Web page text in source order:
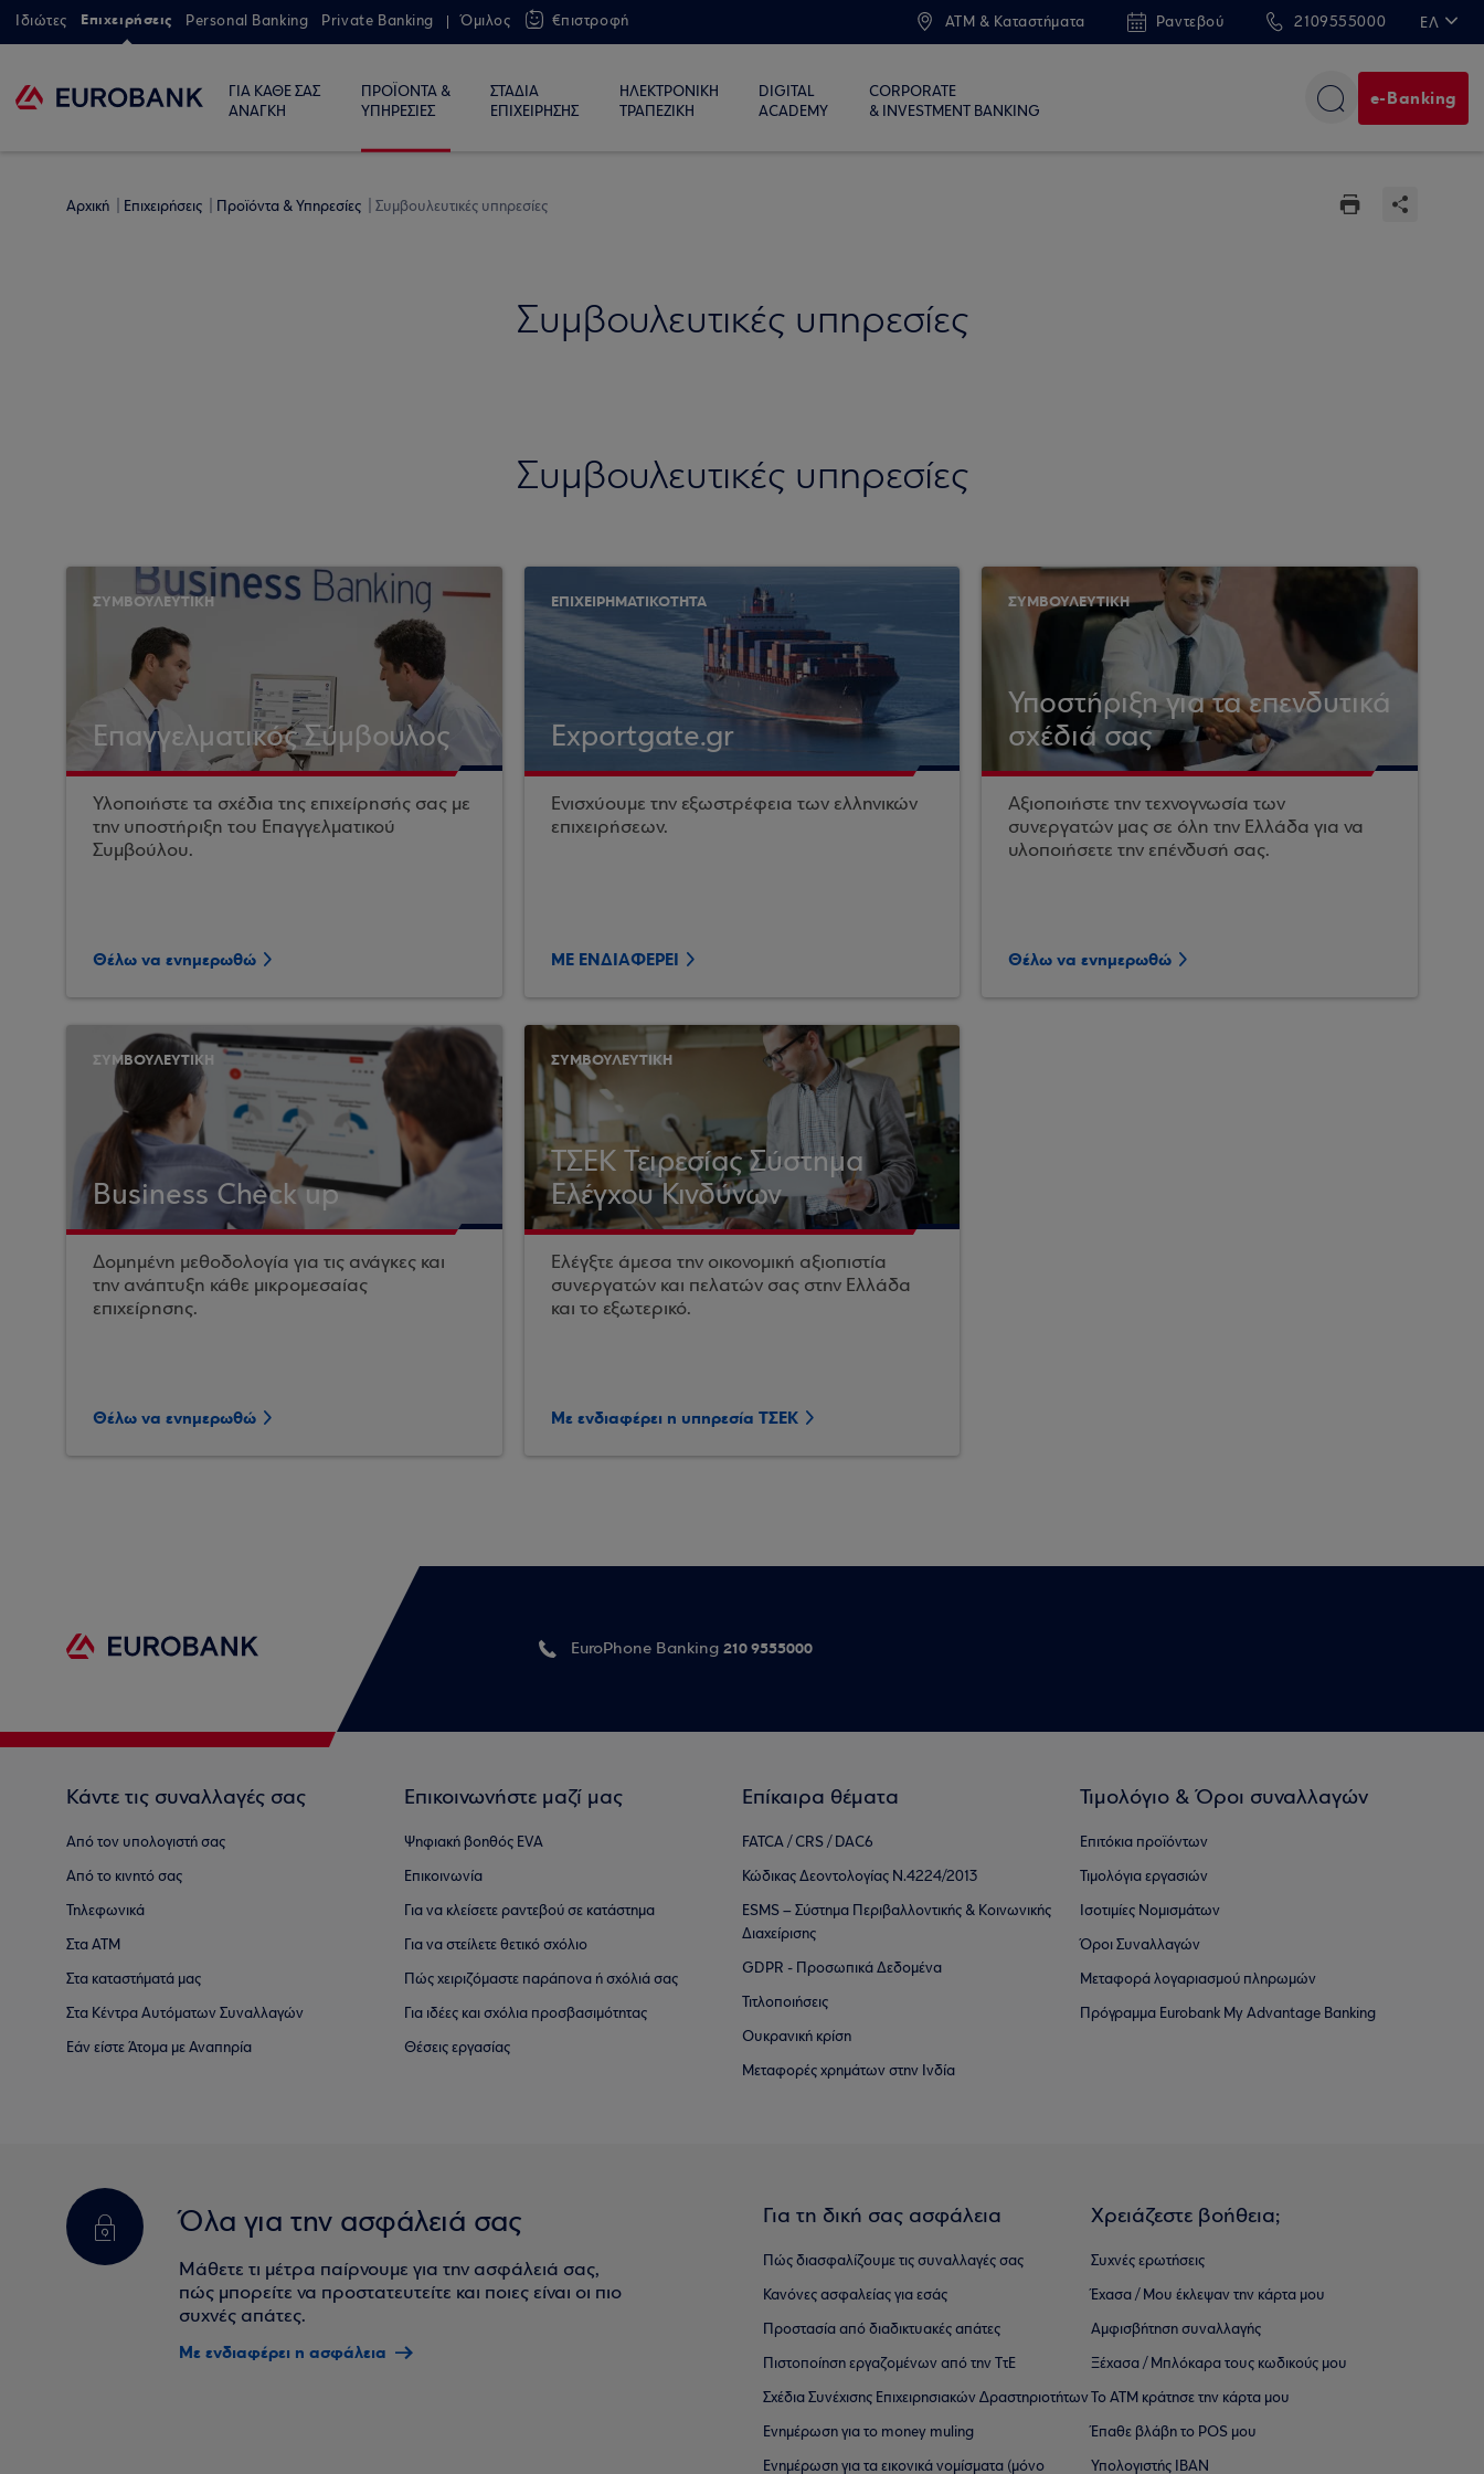
Ιδιώτες Επιχειρήσεις Personal Banking Private Banking Όμιλος €πιστροφή ATM & Καταστήματα Ραντεβού 2109555000 ΕΛ
ΓΙΑ ΚΑΘΕ ΣΑΣ
ΑΝΑΓΚΗ
ΠΡΟΪΟΝΤΑ &
ΥΠΗΡΕΣΙΕΣ
ΣΤΑΔΙΑ
ΕΠΙΧΕΙΡΗΣΗΣ
ΗΛΕΚΤΡΟΝΙΚΗ
ΤΡΑΠΕΖΙΚΗ
DIGITAL
ACADEMY
CORPORATE
& INVESTMENT BANKING
e-Banking
Αρχική Επιχειρήσεις Προϊόντα & Υπηρεσίες Συμβουλευτικές υπηρεσίες
Συμβουλευτικές υπηρεσίες
Συμβουλευτικές υπηρεσίες
ΣΥΜΒΟΥΛΕΥΤΙΚΗ
Επαγγελματικός Σύμβουλος
Υλοποιήστε τα σχέδια της επιχείρησής σας με
την υποστήριξη του Επαγγελματικού
Συμβούλου.
Θέλω να ενημερωθώ
ΕΠΙΧΕΙΡΗΜΑΤΙΚΟΤΗΤΑ
Exportgate.gr
Ενισχύουμε την εξωστρέφεια των ελληνικών
επιχειρήσεων.
ΜΕ ΕΝΔΙΑΦΕΡΕΙ
ΣΥΜΒΟΥΛΕΥΤΙΚΗ
Υποστήριξη για τα επενδυτικά
σχέδιά σας
Αξιοποιήστε την τεχνογνωσία των
συνεργατών μας σε όλη την Ελλάδα για να
υλοποιήσετε την επένδυσή σας.
Θέλω να ενημερωθώ
ΣΥΜΒΟΥΛΕΥΤΙΚΗ
Business Check up
Δομημένη μεθοδολογία για τις ανάγκες και
την ανάπτυξη κάθε μικρομεσαίας
επιχείρησης.
Θέλω να ενημερωθώ
ΣΥΜΒΟΥΛΕΥΤΙΚΗ
ΤΣΕΚ Τειρεσίας Σύστημα
Ελέγχου Κινδύνων
Ελέγξτε άμεσα την οικονομική αξιοπιστία
συνεργατών και πελατών σας στην Ελλάδα
και το εξωτερικό.
Με ενδιαφέρει η υπηρεσία ΤΣΕΚ
EuroPhone Banking 210 9555000
Κάντε τις συναλλαγές σας
Από τον υπολογιστή σας
Από το κινητό σας
Τηλεφωνικά
Στα ΑΤΜ
Στα καταστήματά μας
Στα Κέντρα Αυτόματων Συναλλαγών
Εάν είστε Άτομα με Αναπηρία
Επικοινωνήστε μαζί μας
Ψηφιακή βοηθός EVA
Επικοινωνία
Για να κλείσετε ραντεβού σε κατάστημα
Για να στείλετε θετικό σχόλιο
Πώς χειριζόμαστε παράπονα ή σχόλιά σας
Για ιδέες και σχόλια προσβασιμότητας
Θέσεις εργασίας
Επίκαιρα θέματα
FATCA / CRS / DAC6
Κώδικας Δεοντολογίας Ν.4224/2013
ESMS – Σύστημα Περιβαλλοντικής & Κοινωνικής
Διαχείρισης
GDPR - Προσωπικά Δεδομένα
Τιτλοποιήσεις
Ουκρανική κρίση
Μεταφορές χρημάτων στην Ινδία
Τιμολόγιο & Όροι συναλλαγών
Επιτόκια προϊόντων
Τιμολόγια εργασιών
Ισοτιμίες Νομισμάτων
Όροι Συναλλαγών
Μεταφορά λογαριασμού πληρωμών
Πρόγραμμα Eurobank My Advantage Banking
Όλα για την ασφάλειά σας
Μάθετε τι μέτρα παίρνουμε για την ασφάλειά σας,
πώς μπορείτε να προστατευτείτε και ποιες είναι οι πιο
συχνές απάτες.
Με ενδιαφέρει η ασφάλεια
Για τη δική σας ασφάλεια
Πώς διασφαλίζουμε τις συναλλαγές σας
Κανόνες ασφαλείας για εσάς
Προστασία από διαδικτυακές απάτες
Πιστοποίηση εργαζομένων από την ΤτΕ
Σχέδια Συνέχισης Επιχειρησιακών ∆ραστηριοτήτων
Ενημέρωση για το money muling
Ενημέρωση για τα εικονικά νομίσματα (μόνο
Χρειάζεστε βοήθεια;
Συχνές ερωτήσεις
Έχασα / Μου έκλεψαν την κάρτα μου
Αμφισβήτηση συναλλαγής
Ξέχασα / Μπλόκαρα τους κωδικούς μου
Το ΑΤΜ κράτησε την κάρτα μου
Έπαθε βλάβη το POS μου
Υπολογιστής IBAN